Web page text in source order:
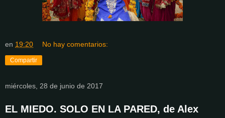
en 19:20 No hay comentarios:
Compartir
miércoles, 28 de junio de 2017
EL MIEDO. SOLO EN LA PARED, de Alex